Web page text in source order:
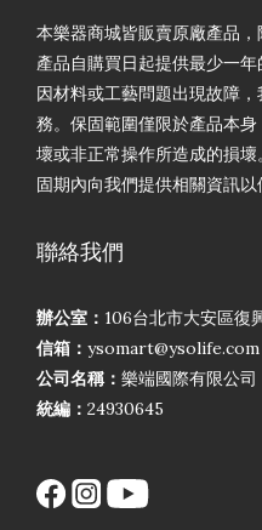
本樂器商城皆販賣原廠產品
產品自購買日起提供最少一
因材料或工藝問題出現故障
務。保固範圍僅限於產品本
壞或非正常操作所造成的損
固期內向我們提供相關資訊以
聯絡我們
辦公室： 106台北市大安區復
信箱： ysomart@ysolife.com
公司名稱： 樂端國際有限公司
統編： 24930645